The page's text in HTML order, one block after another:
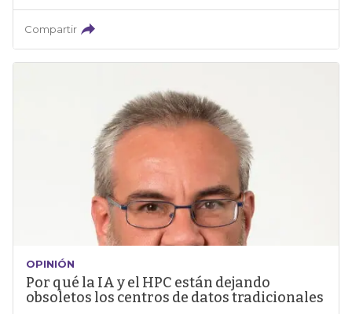
Compartir
OPINIÓN
Por qué la IA y el HPC están dejando
obsoletos los centros de datos tradicionales